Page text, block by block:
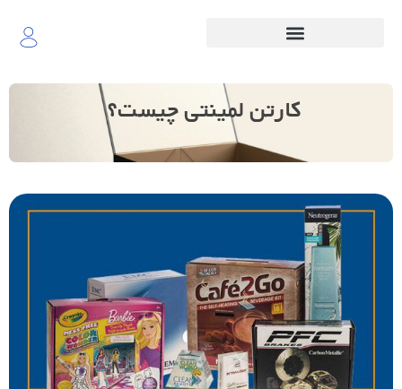
کارتن لمینتی چیست؟